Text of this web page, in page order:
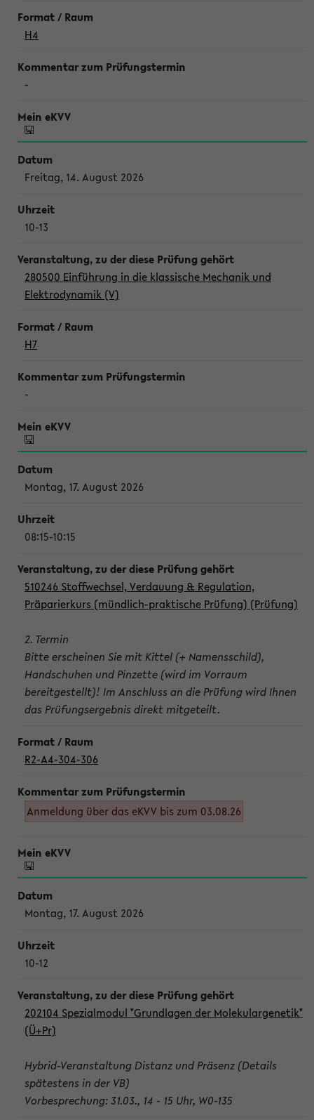
H4
-
Freitag, 14. August 2026
10-13
280500 Einführung in die klassische Mechanik und
Elektrodynamik (V)
H7
-
Montag, 17. August 2026
08:15-10:15
510246 Stoffwechsel, Verdauung & Regulation,
Präparierkurs (mündlich-praktische Prüfung) (Prüfung)
2. Termin
Bitte erscheinen Sie mit Kittel (+ Namensschild),
Handschuhen und Pinzette (wird im Vorraum
bereitgestellt)! Im Anschluss an die Prüfung wird Ihnen
das Prüfungsergebnis direkt mitgeteilt.
R2-A4-304-306
Anmeldung über das eKVV bis zum 03.08.26
Montag, 17. August 2026
10-12
202104 Spezialmodul "Grundlagen der Molekulargenetik"
(Ü+Pr)
Hybrid-Veranstaltung Distanz und Präsenz (Details
spätestens in der VB)
Vorbesprechung: 31.03., 14 - 15 Uhr, W0-135